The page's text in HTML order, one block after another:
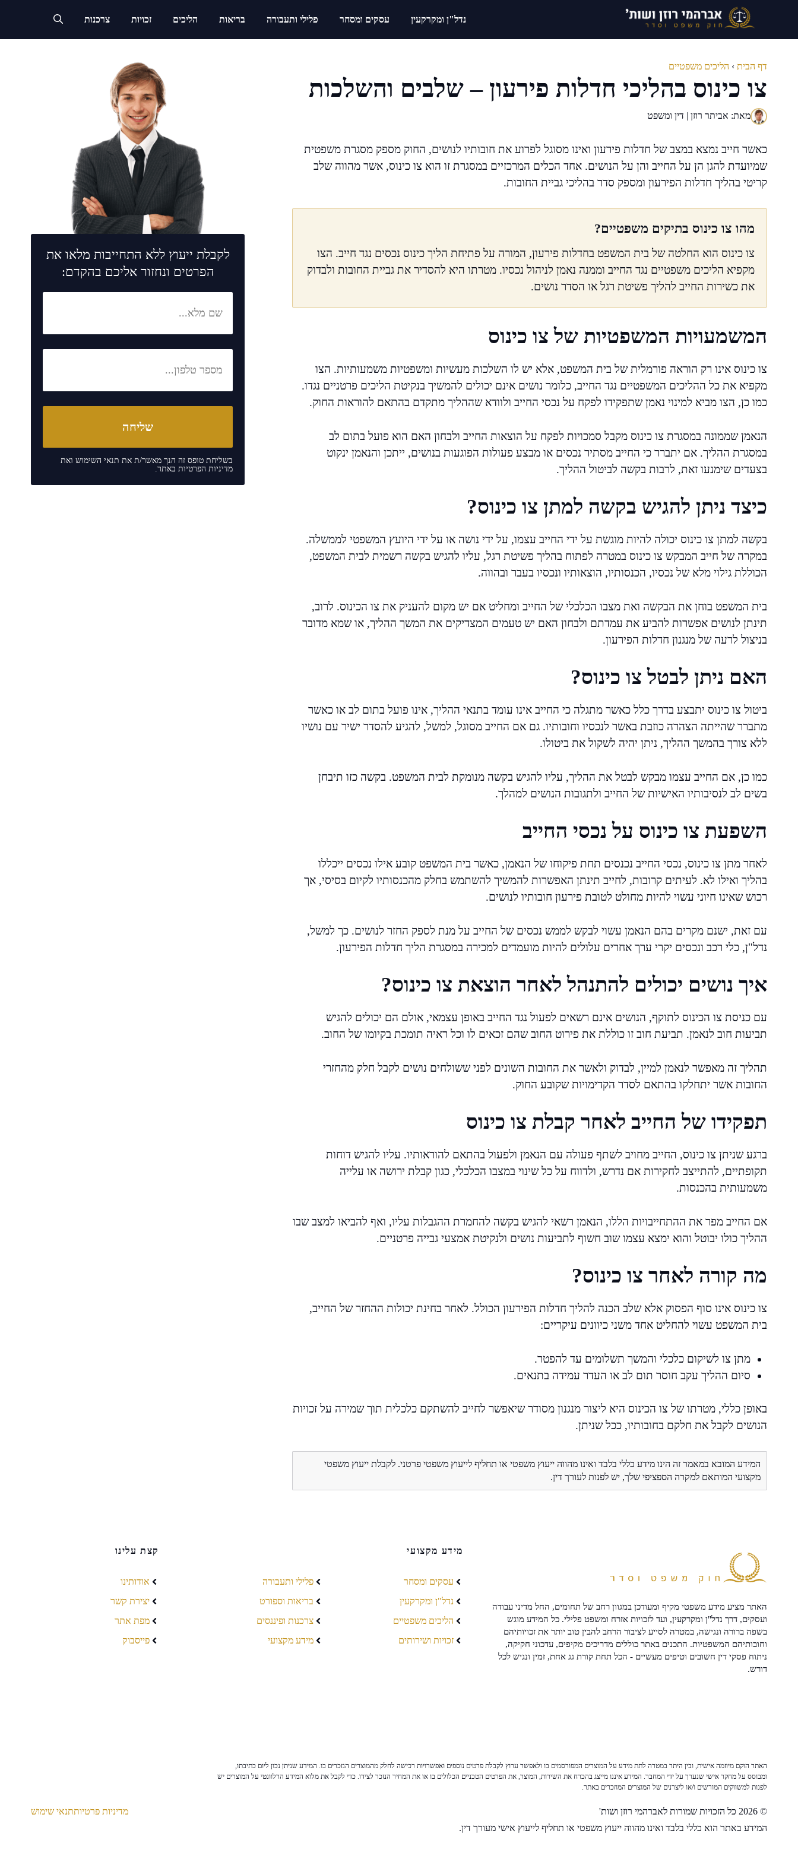
נדל"ן ומקרקעין עסקים ומסחר פלילי ותעבורה בריאות הליכים זכויות צרכנות
דף הבית › הליכים משפטיים
צו כינוס בהליכי חדלות פירעון – שלבים והשלכות
מאת: אביתר רוזן | דין ומשפט
כאשר חייב נמצא במצב של חדלות פירעון ואינו מסוגל לפרוע את חובותיו לנושים, החוק מספק מסגרת משפטית
שמיועדת להגן הן על החייב והן על הנושים. אחד הכלים המרכזיים במסגרת זו הוא צו כינוס, אשר מהווה שלב
קריטי בהליך חדלות הפירעון ומספק סדר בהליכי גביית החובות.
מהו צו כינוס בתיקים משפטיים?
צו כינוס הוא החלטה של בית המשפט בחדלות פירעון, המורה על פתיחת הליך כינוס נכסים נגד חייב. הצו
מקפיא הליכים משפטיים נגד החייב וממנה נאמן לניהול נכסיו. מטרתו היא להסדיר את גביית החובות ולבדוק
את כשירות החייב להליך פשיטת רגל או הסדר נושים.
המשמעויות המשפטיות של צו כינוס
צו כינוס אינו רק הוראה פורמלית של בית המשפט, אלא יש לו השלכות מעשיות ומשפטיות משמעותיות. הצו
מקפיא את כל ההליכים המשפטיים נגד החייב, כלומר נושים אינם יכולים להמשיך בנקיטת הליכים פרטניים נגדו.
כמו כן, הצו מביא למינוי נאמן שתפקידו לפקח על נכסי החייב ולוודא שההליך מתקדם בהתאם להוראות החוק.
הנאמן שממונה במסגרת צו כינוס מקבל סמכויות לפקח על הוצאות החייב ולבחון האם הוא פועל בתום לב
במסגרת ההליך. אם יתברר כי החייב מסתיר נכסים או מבצע פעולות הפוגעות בנושים, ייתכן והנאמן ינקוט
בצעדים שימנעו זאת, לרבות בקשה לביטול ההליך.
כיצד ניתן להגיש בקשה למתן צו כינוס?
בקשה למתן צו כינוס יכולה להיות מוגשת על ידי החייב עצמו, על ידי נושה או על ידי היועץ המשפטי לממשלה.
במקרה של חייב המבקש צו כינוס במטרה לפתוח בהליך פשיטת רגל, עליו להגיש בקשה רשמית לבית המשפט,
הכוללת גילוי מלא של נכסיו, הכנסותיו, הוצאותיו ונכסיו בעבר ובהווה.
בית המשפט בוחן את הבקשה ואת מצבו הכלכלי של החייב ומחליט אם יש מקום להעניק את צו הכינוס. לרוב,
תינתן לנושים אפשרות להביע את עמדתם ולבחון האם יש טעמים המצדיקים את המשך ההליך, או שמא מדובר
בניצול לרעה של מנגנון חדלות הפירעון.
האם ניתן לבטל צו כינוס?
ביטול צו כינוס יתבצע בדרך כלל כאשר מתגלה כי החייב אינו עומד בתנאי ההליך, אינו פועל בתום לב או כאשר
מתברר שהייתה הצהרה כוזבת באשר לנכסיו וחובותיו. גם אם החייב מסוגל, למשל, להגיע להסדר ישיר עם נושיו
ללא צורך בהמשך ההליך, ניתן יהיה לשקול את ביטולו.
כמו כן, אם החייב עצמו מבקש לבטל את ההליך, עליו להגיש בקשה מנומקת לבית המשפט. בקשה כזו תיבחן
בשים לב לנסיבותיו האישיות של החייב ולתגובות הנושים למהלך.
השפעת צו כינוס על נכסי החייב
לאחר מתן צו כינוס, נכסי החייב נכנסים תחת פיקוחו של הנאמן, כאשר בית המשפט קובע אילו נכסים ייכללו
בהליך ואילו לא. לעיתים קרובות, לחייב תינתן האפשרות להמשיך להשתמש בחלק מהכנסותיו לקיום בסיסי, אך
רכוש שאינו חיוני עשוי להיות מחולט לטובת פירעון חובותיו לנושים.
עם זאת, ישנם מקרים בהם הנאמן עשוי לבקש לממש נכסים של החייב על מנת לספק החזר לנושים. כך למשל,
נדל"ן, כלי רכב ונכסים יקרי ערך אחרים עלולים להיות מועמדים למכירה במסגרת הליך חדלות הפירעון.
איך נושים יכולים להתנהל לאחר הוצאת צו כינוס?
עם כניסת צו הכינוס לתוקף, הנושים אינם רשאים לפעול נגד החייב באופן עצמאי, אולם הם יכולים להגיש
תביעות חוב לנאמן. תביעת חוב זו כוללת את פירוט החוב שהם זכאים לו וכל ראיה תומכת בקיומו של החוב.
תהליך זה מאפשר לנאמן למיין, לבדוק ולאשר את החובות השונים לפני ששולחים נושים לקבל חלק מהחזרי
החובות אשר יתחלקו בהתאם לסדר הקדימויות שקובע החוק.
תפקידו של החייב לאחר קבלת צו כינוס
ברגע שניתן צו כינוס, החייב מחויב לשתף פעולה עם הנאמן ולפעול בהתאם להוראותיו. עליו להגיש דוחות
תקופתיים, להתייצב לחקירות אם נדרש, ולדווח על כל שינוי במצבו הכלכלי, כגון קבלת ירושה או עלייה
משמעותית בהכנסות.
אם החייב מפר את ההתחייבויות הללו, הנאמן רשאי להגיש בקשה להחמרת ההגבלות עליו, ואף להביאו למצב שבו
ההליך כולו יבוטל והוא ימצא עצמו שוב חשוף לתביעות נושים ולנקיטת אמצעי גבייה פרטניים.
מה קורה לאחר צו כינוס?
צו כינוס אינו סוף הפסוק אלא שלב הכנה להליך חדלות הפירעון הכולל. לאחר בחינת יכולות ההחזר של החייב,
בית המשפט עשוי להחליט אחד משני כיוונים עיקריים:
מתן צו לשיקום כלכלי והמשך תשלומים עד להפטר.
סיום ההליך עקב חוסר תום לב או העדר עמידה בתנאים.
באופן כללי, מטרתו של צו הכינוס היא ליצור מנגנון מסודר שיאפשר לחייב להשתקם כלכלית תוך שמירה על זכויות
הנושים לקבל את חלקם בחובותיו, ככל שניתן.
המידע המובא במאמר זה הינו מידע כללי בלבד ואינו מהווה ייעוץ משפטי או תחליף לייעוץ משפטי פרטני. לקבלת ייעוץ משפטי
מקצועי המותאם למקרה הספציפי שלך, יש לפנות לעורך דין.
לקבלת ייעוץ ללא התחייבות מלאו את
הפרטים ונחזור אליכם בהקדם:
בשליחת טופס זה הנך מאשר/ת את תנאי השימושואת
מדיניות הפרטיותבאתר.
האתר מציע מידע משפטי מקיף ומעודכן במגוון רחב של תחומים, החל מדיני עבודה
ועסקים, דרך נדל"ן ומקרקעין, ועד לזכויות אזרח ומשפט פלילי. כל המידע מוגש
בשפה ברורה ונגישה, במטרה לסייע לציבור הרחב להבין טוב יותר את זכויותיהם
וחובותיהם המשפטיות. התכנים באתר כוללים מדריכים מקיפים, עדכוני חקיקה,
ניתוח פסקי דין חשובים וטיפים מעשיים - הכל תחת קורת גג אחת, זמין ונגיש לכל
דורש.
מידע מקצועי
עסקים ומסחר
נדל"ן ומקרקעין
הליכים משפטיים
זכויות ושירותים
פלילי ותעבורה
בריאות וספורט
צרכנות ופיננסים
מידע מקצועי
קצת עלינו
אודותינו
יצירת קשר
מפת אתר
פייסבוק
האתר הוקם מיוזמה אישית, ובין היתר במטרה לתת מידע על המוצרים המפורסמים בו ולאפשר ערוץ לקבלת פרטים נוספים ואפשרויות רכישה לחלק מהמוצרים הנזכרים בו. המידע שניתן נכון ליום כתיבתו,
ומבוסס על מחקר אישי שנערך על ידי המחבר. המידע איננו מייצג בהכרח את השירות, המוצר, את הפרטים הטכניים הכלולים בו או את המחיר הנזכר לצידו. כדי לקבל את מלוא המידע הרלוונטי על המוצרים יש
לפנות למשווקים המורשים ו/או ליצרנים של המוצרים המוזכרים באתר.
© 2026 כל הזכויות שמורות לאברהמי רוזן ושות'
המידע באתר הוא כללי בלבד ואינו מהווה ייעוץ משפטי או תחליף לייעוץ אישי מעורך דין.
מדיניות פרטיותתנאי שימוש